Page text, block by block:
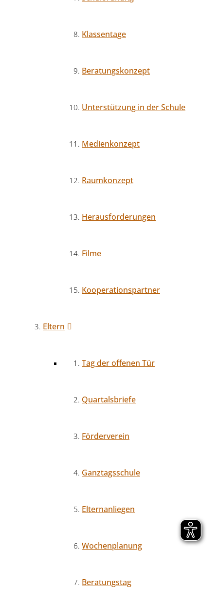
Klassentage
Beratungskonzept
Unterstützung in der Schule
Medienkonzept
Raumkonzept
Herausforderungen
Filme
Kooperationspartner
Eltern
Tag der offenen Tür
Quartalsbriefe
Förderverein
Ganztagsschule
Elternanliegen
Wochenplanung
Beratungstag